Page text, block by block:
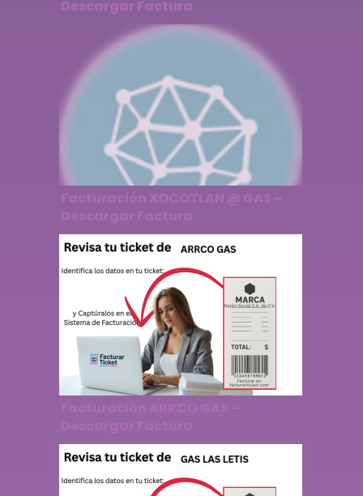
Descargar Factura
Facturación XOCOTLAN @ GAS –
Descargar Factura